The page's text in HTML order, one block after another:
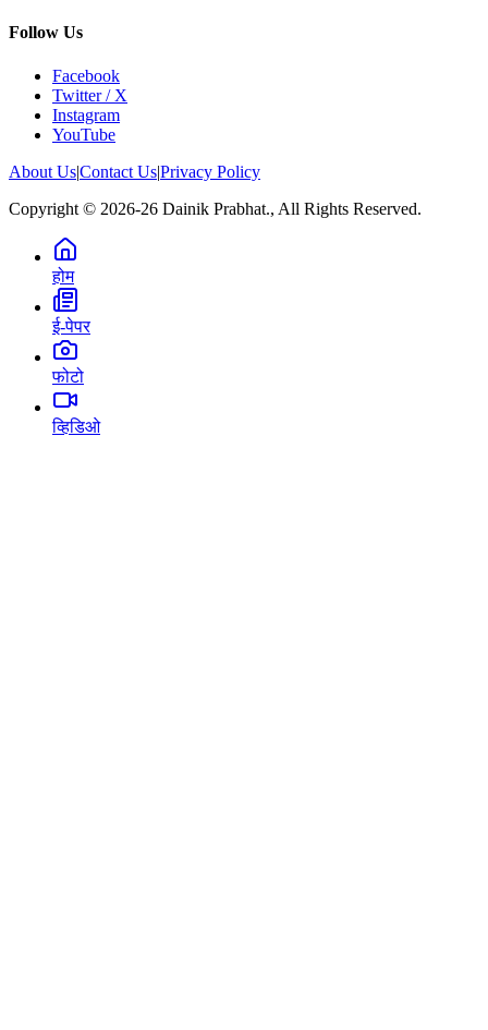
Follow Us
Facebook
Twitter / X
Instagram
YouTube
About Us|Contact Us|Privacy Policy
Copyright © 2026-26 Dainik Prabhat., All Rights Reserved.
होम
ई-पेपर
फोटो
व्हिडिओ